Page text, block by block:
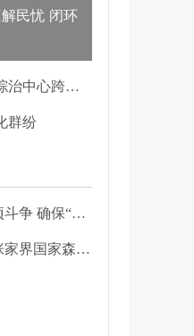
民忧 闭环
一栋危房牵动两年维权路 综治中心跨省寻鉴解民忧
群纷
扎实开展深化扫黑除恶专项斗争 确保“全年全域平平安安、平平稳稳”——广东召开全省扫黑除恶专项斗争视频
“警察蓝”守护“绝版山水” 张家界国家森林公园景区派出所深化“生态警务”建设